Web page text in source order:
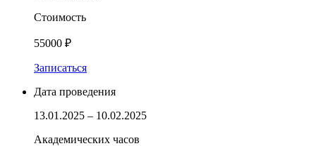
Стоимость
55000 ₽
Записаться
Дата проведения
13.01.2025 – 10.02.2025
Академических часов